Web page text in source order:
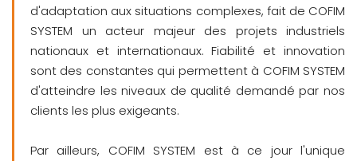
d'adaptation aux situations complexes, fait de COFIM
SYSTEM un acteur majeur des projets industriels
nationaux et internationaux. Fiabilité et innovation
sont des constantes qui permettent à COFIM SYSTEM
d'atteindre les niveaux de qualité demandé par nos
clients les plus exigeants.
Par ailleurs, COFIM SYSTEM est à ce jour l'unique